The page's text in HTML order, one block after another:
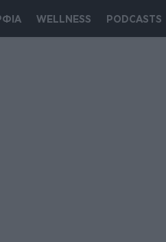
WELLNESS PODCASTS